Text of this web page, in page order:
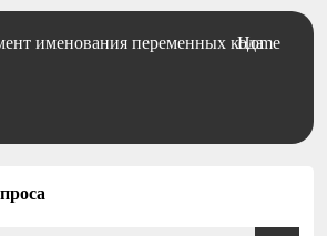
именования переменных кода
Home